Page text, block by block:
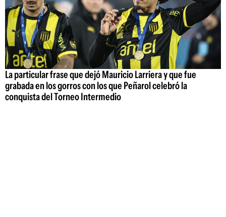
La particular frase que dejó Mauricio Larriera y que fue
grabada en los gorros con los que Peñarol celebró la
conquista del Torneo Intermedio